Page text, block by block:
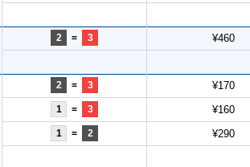
2 = 3 ¥460
2 = 3 ¥170
1 = 3 ¥160
1 = 2 ¥290